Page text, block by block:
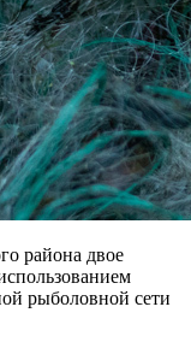
района двое
рыболовной сети